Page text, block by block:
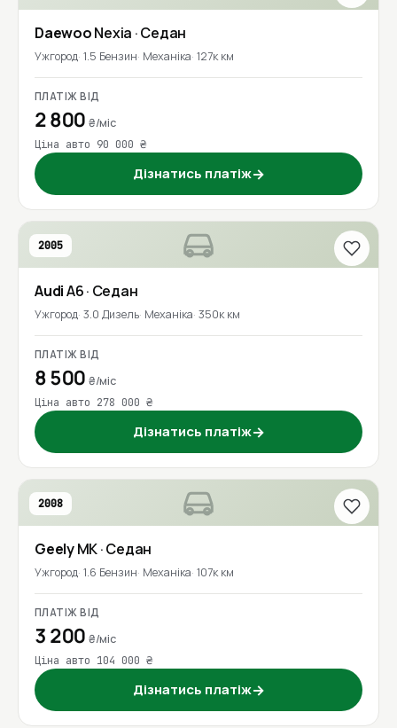
DaewooNexia · Седан
Ужгород 1.5 Бензин Механіка 127к км
ПЛАТІЖ ВІД
2 800₴/міс
Ціна авто 90 000 ₴
Дізнатись платіж→
2005
AudiA6· Седан
Ужгород 3.0 Дизель Механіка 350к км
ПЛАТІЖ ВІД
8 500₴/міс
Ціна авто 278 000 ₴
Дізнатись платіж→
2008
GeelyMK· Седан
Ужгород 1.6 Бензин Механіка 107к км
ПЛАТІЖ ВІД
3 200₴/міс
Ціна авто 104 000 ₴
Дізнатись платіж→